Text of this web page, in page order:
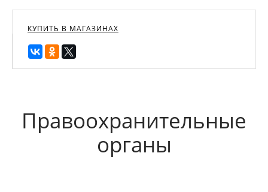
КУПИТЬ В МАГАЗИНАХ
Правоохранительные
органы